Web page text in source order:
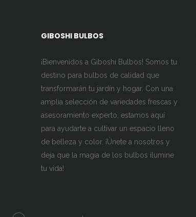
GIBOSHI BULBOS
¡Bienvenidos a Giboshi Bulbos! Somos tu
destino para bulbos de calidad que
transformarán tu jardín y hogar. Con una
amplia selección de variedades frescas y
asesoramiento experto, estamos aquí
para ayudarte a cultivar un espacio lleno
de belleza y color. ¡Únete a nosotros y
deja que la magia de los bulbos ilumine
tu vida!